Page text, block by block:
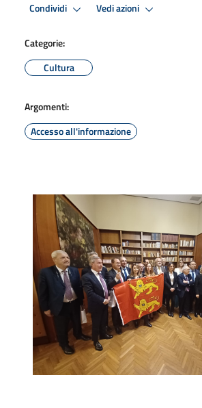
Condividi Vedi azioni
Categorie:
Cultura
Argomenti:
Accesso all'informazione